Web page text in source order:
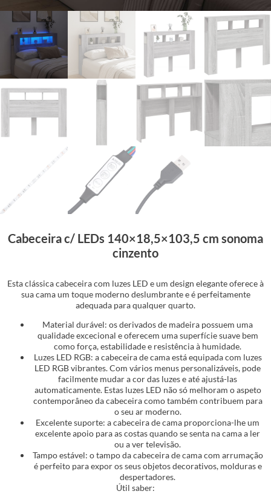
Cabeceira c/ LEDs 140×18,5×103,5 cm sonoma
cinzento
Esta clássica cabeceira com luzes LED e um design elegante oferece à
sua cama um toque moderno deslumbrante e é perfeitamente
adequada para qualquer quarto.
Material durável: os derivados de madeira possuem uma
qualidade excecional e oferecem uma superfície suave bem
como força, estabilidade e resistência à humidade.
Luzes LED RGB: a cabeceira de cama está equipada com luzes
LED RGB vibrantes. Com vários menus personalizáveis, pode
facilmente mudar a cor das luzes e até ajustá-las
automaticamente. Estas luzes LED não só melhoram o aspeto
contemporâneo da cabeceira como também contribuem para
o seu ar moderno.
Excelente suporte: a cabeceira de cama proporciona-lhe um
excelente apoio para as costas quando se senta na cama a ler
ou a ver televisão.
Tampo estável: o tampo da cabeceira de cama com arrumação
é perfeito para expor os seus objetos decorativos, molduras e
despertadores.
Útil saber: